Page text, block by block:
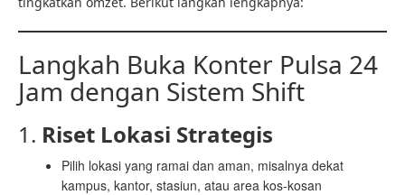
Langkah Buka Konter Pulsa 24
Jam dengan Sistem Shift
1. Riset Lokasi Strategis
Pilih lokasi yang ramai dan aman, misalnya dekat
kampus, kantor, stasiun, atau area kos-kosan